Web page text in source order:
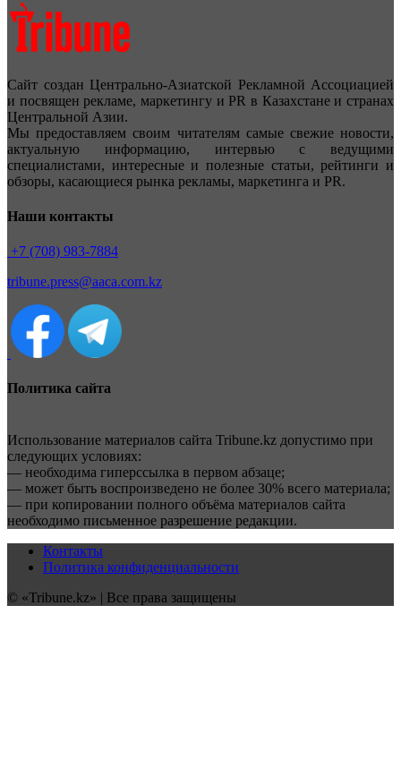
Сайт создан Центрально-Азиатской Рекламной Ассоциацией
и посвящен рекламе, маркетингу и PR в Казахстане и странах
Центральной Азии.
Мы предоставляем своим читателям самые свежие новости,
актуальную информацию, интервью с ведущими
специалистами, интересные и полезные статьи, рейтинги и
обзоры, касающиеся рынка рекламы, маркетинга и PR.
Наши контакты
+7 (708) 983-7884
tribune.press@aaca.com.kz
Политика сайта
Использование материалов сайта Tribune.kz допустимо при
следующих условиях:
— необходима гиперссылка в первом абзаце;
— может быть воспроизведено не более 30% всего материала;
— при копировании полного объёма материалов сайта
необходимо письменное разрешение редакции.
Контакты
Политика конфиденциальности
© «Tribune.kz» | Все права защищены